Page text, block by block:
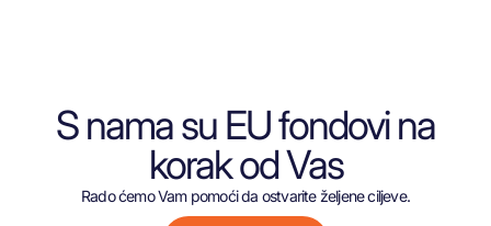
S nama su EU fondovi na
korak od Vas
Rado ćemo Vam pomoći da ostvarite željene ciljeve.